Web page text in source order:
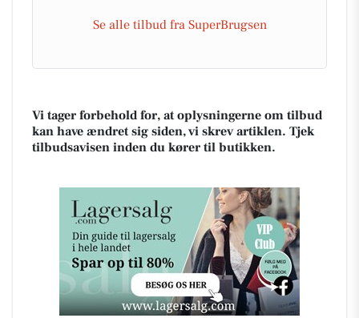
Se alle tilbud fra SuperBrugsen
Vi tager forbehold for, at oplysningerne om tilbud
kan have ændret sig siden, vi skrev artiklen. Tjek
tilbudsavisen inden du kører til butikken.